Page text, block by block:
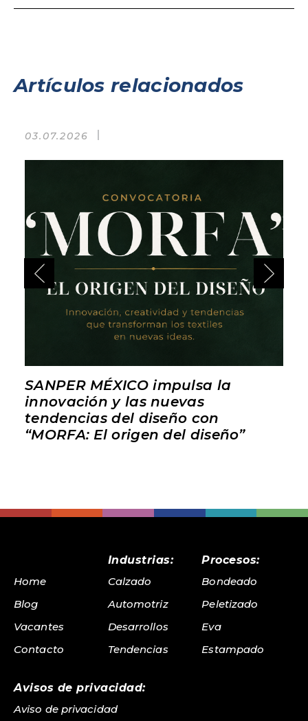
Artículos relacionados
03.07.2026
SANPER MÉXICO impulsa la
innovación y las nuevas
tendencias del diseño con
“MORFA: El origen del diseño”
Home
Blog
Vacantes
Contacto
Industrias:
Calzado
Automotriz
Desarrollos
Tendencias
Procesos:
Bondeado
Peletizado
Eva
Estampado
Avisos de privacidad:
Aviso de privacidad